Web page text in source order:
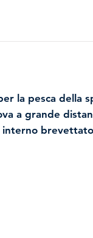
la pesca della
a grande
interno